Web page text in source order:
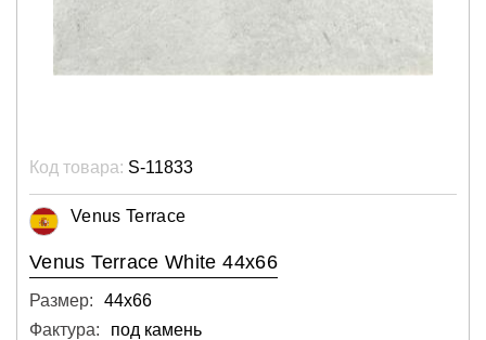
Код товара: S-11833
Venus Terrace
Venus Terrace White 44x66
Размер:
44х66
Фактура:
под камень